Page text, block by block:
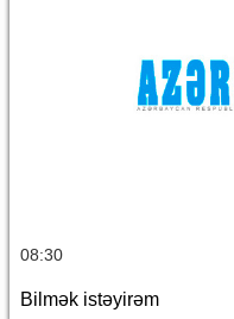
08:30
Bilmək istəyirəm